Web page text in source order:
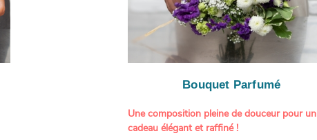
Bouquet Parfumé
Une composition pleine de douceur pour un
cadeau élégant et raffiné !